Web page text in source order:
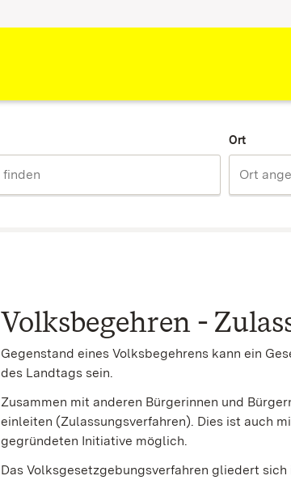
Ort
Volksbegehren -
Gegenstand eines Volksbegehrens kann ein
des Landtags sein.
Zusammen mit anderen Bürgerinnen und
einleiten (Zulassungsverfahren). Dies ist auch
gegründeten Initiative möglich.
Das Volksgesetzgebungsverfahren gliedert sich